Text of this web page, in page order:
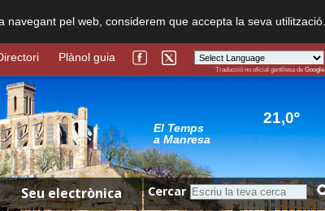
pel web, considerem que accepta la seva utilització.
Powered by
Traducció no oficial gentilesa de Google
Plànol guia
El Temps
a Manresa
21,0º
Seu electrònica Cercar